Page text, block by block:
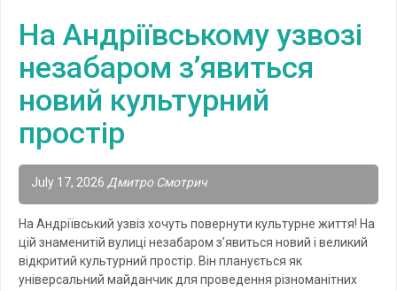
На Андріївському узвозі
незабаром з’явиться
новий культурний
простір
July 17, 2026 Дмитро Смотрич
На Андріївський узвіз хочуть повернути культурне життя! На
цій знаменитій вулиці незабаром з’явиться новий і великий
відкритий культурний простір. Він планується як
універсальний майданчик для проведення різноманітних